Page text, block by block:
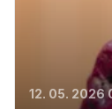
12. 05. 2026